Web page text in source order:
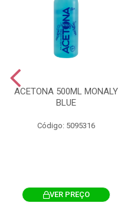
ACETONA 500ML MONALY
BLUE
Código: 5095316
VER PREÇO